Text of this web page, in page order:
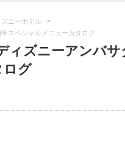
ズニーホテル >
スペシャルメニューカタログ
ィズニーアンバ
ログ